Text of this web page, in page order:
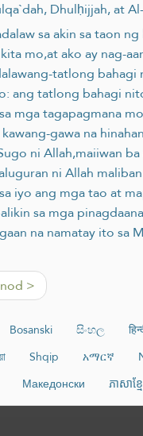
Dhulḥijjah, at
sa akin sa taon
mo,at ako ay nag-
tatlong bahagi
ang tatlong bahagi
tagapagmana
gawa na
ni Allah,maiiwan
ni Allah
iyo ang mga tao at
sa mga
na namatay ito sa
>
Bosanski සිංහල
Shqip አማርኛ
Македонски ភាសាខ្ម